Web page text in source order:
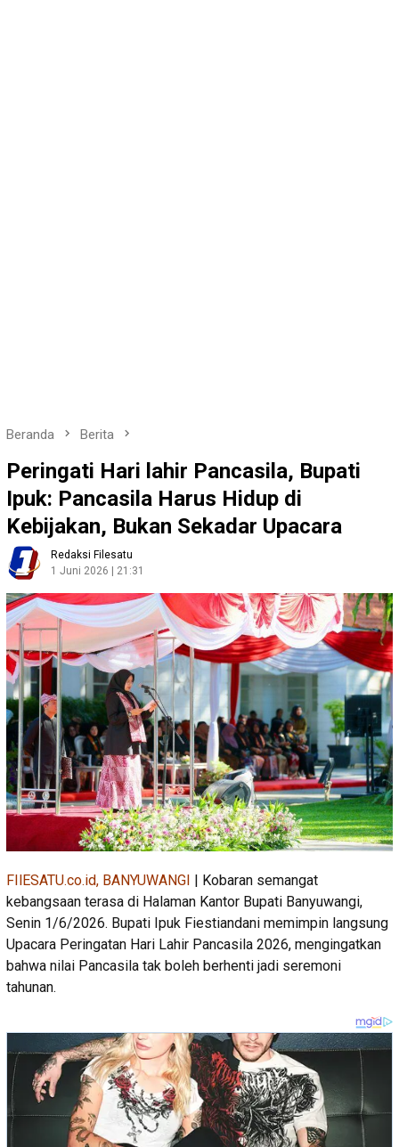
Beranda Berita
Peringati Hari lahir Pancasila, Bupati
Ipuk: Pancasila Harus Hidup di
Kebijakan, Bukan Sekadar Upacara
Redaksi Filesatu
1 Juni 2026 | 21:31
FIlESATU.co.id, BANYUWANGI | Kobaran semangat
kebangsaan terasa di Halaman Kantor Bupati Banyuwangi,
Senin 1/6/2026. Bupati Ipuk Fiestiandani memimpin langsung
Upacara Peringatan Hari Lahir Pancasila 2026, mengingatkan
bahwa nilai Pancasila tak boleh berhenti jadi seremoni
tahunan.